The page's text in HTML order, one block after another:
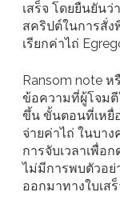
เสร็จ โดยยืนยัน
สคริปต์ในการสั่ง
เรียกค่าไถ่
Ransom note
ข้อความที่ผู้โจมตี
ขึ้น ขั้นตอนที่เหยื่
จ่ายค่าไถ่ ในบา
การจับเวลาเพื่อ
ไม่มีการพบตัวอย่
ออกมาทางใบเส